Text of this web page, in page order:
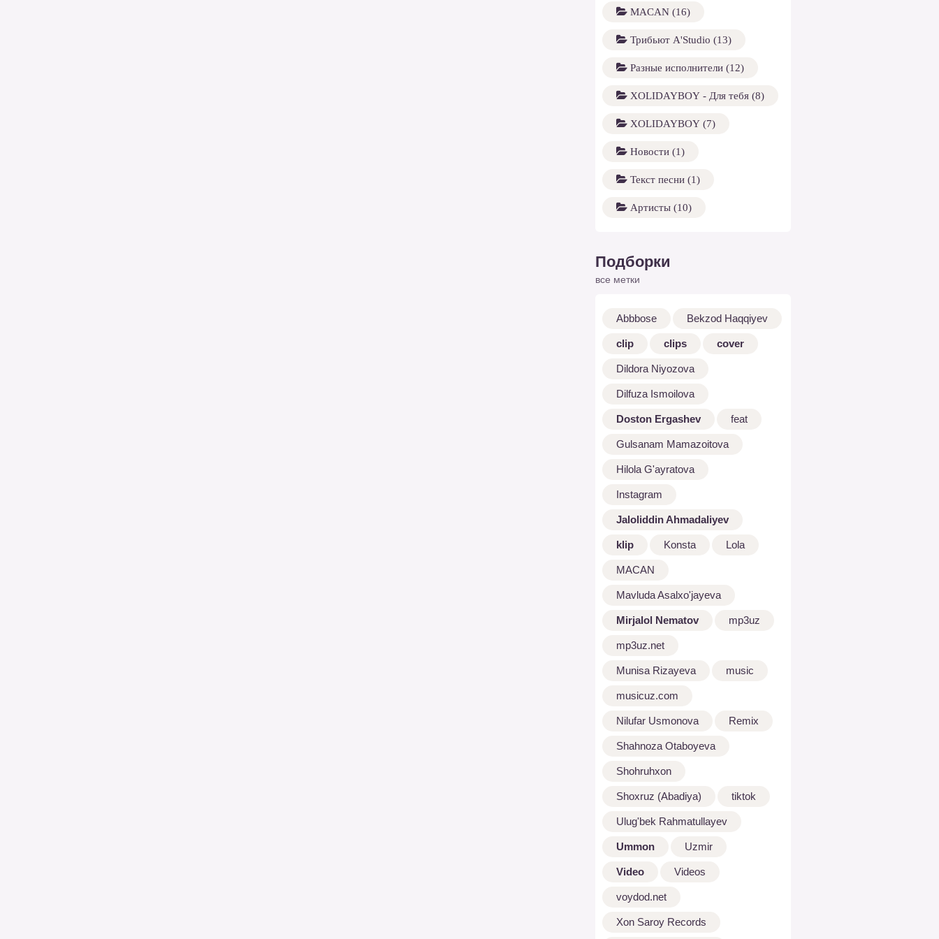
MACAN (16)
Трибьют A'Studio (13)
Разные исполнители (12)
XOLIDAYBOY - Для тебя (8)
XOLIDAYBOY (7)
Новости (1)
Текст песни (1)
Артисты (10)
Подборки
все метки
Abbbose Bekzod Haqqiyev
clip clips cover
Dildora Niyozova
Dilfuza Ismoilova
Doston Ergashev feat
Gulsanam Mamazoitova
Hilola G'ayratova
Instagram
Jaloliddin Ahmadaliyev
klip Konsta Lola
MACAN
Mavluda Asalxo'jayeva
Mirjalol Nematov mp3uz
mp3uz.net
Munisa Rizayeva music
musicuz.com
Nilufar Usmonova Remix
Shahnoza Otaboyeva
Shohruhxon
Shoxruz (Abadiya) tiktok
Ulug'bek Rahmatullayev
Ummon Uzmir
Video Videos
voydod.net
Xon Saroy Records